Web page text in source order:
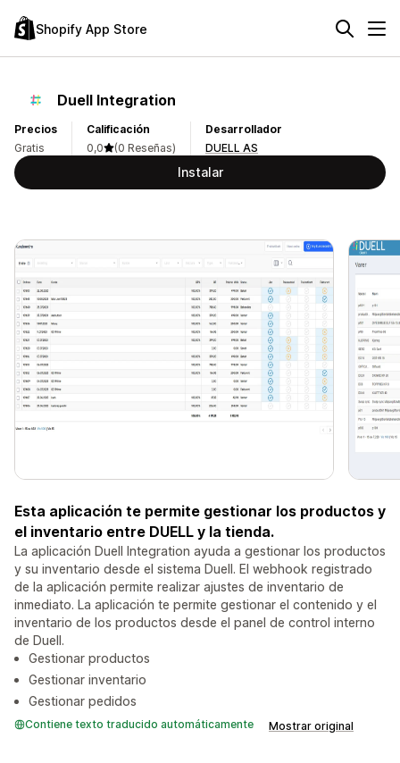
Shopify App Store
Duell Integration
Precios
Gratis
Calificación
0,0
(0 Reseñas)
Desarrollador
DUELL AS
Instalar
Esta aplicación te permite gestionar los productos y
el inventario entre DUELL y la tienda.
La aplicación Duell Integration ayuda a gestionar los productos
y su inventario desde el sistema Duell. El webhook registrado
de la aplicación permite realizar ajustes de inventario de
inmediato. La aplicación te permite gestionar el contenido y el
inventario de los productos desde el panel de control interno
de Duell.
Gestionar productos
Gestionar inventario
Gestionar pedidos
Contiene texto traducido automáticamente Mostrar original